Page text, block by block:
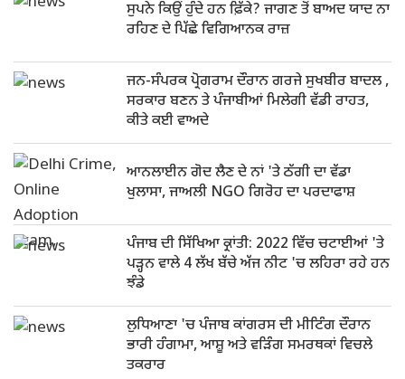
ਸੁਪਨੇ ਕਿਉਂ ਹੁੰਦੇ ਹਨ ਫ਼ਿੱਕੇ? ਜਾਗਣ ਤੋਂ ਬਾਅਦ ਯਾਦ ਨਾ
ਰਹਿਣ ਦੇ ਪਿੱਛੇ ਵਿਗਿਆਨਕ ਰਾਜ਼
ਜਨ-ਸੰਪਰਕ ਪ੍ਰੋਗਰਾਮ ਦੌਰਾਨ ਗਰਜੇ ਸੁਖਬੀਰ ਬਾਦਲ ,
ਸਰਕਾਰ ਬਣਨ ਤੇ ਪੰਜਾਬੀਆਂ ਮਿਲੇਗੀ ਵੱਡੀ ਰਾਹਤ,
ਕੀਤੇ ਕਈ ਵਾਅਦੇ
ਆਨਲਾਈਨ ਗੋਦ ਲੈਣ ਦੇ ਨਾਂ 'ਤੇ ਠੱਗੀ ਦਾ ਵੱਡਾ
ਖੁਲਾਸਾ, ਜਾਅਲੀ NGO ਗਿਰੋਹ ਦਾ ਪਰਦਾਫਾਸ਼
ਪੰਜਾਬ ਦੀ ਸਿੱਖਿਆ ਕ੍ਰਾਂਤੀ: 2022 ਵਿੱਚ ਚਟਾਈਆਂ 'ਤੇ
ਪੜ੍ਹਨ ਵਾਲੇ 4 ਲੱਖ ਬੱਚੇ ਅੱਜ ਨੀਟ 'ਚ ਲਹਿਰਾ ਰਹੇ ਹਨ
ਝੰਡੇ
ਲੁਧਿਆਣਾ 'ਚ ਪੰਜਾਬ ਕਾਂਗਰਸ ਦੀ ਮੀਟਿੰਗ ਦੌਰਾਨ
ਭਾਰੀ ਹੰਗਾਮਾ, ਆਸ਼ੂ ਅਤੇ ਵੜਿੰਗ ਸਮਰਥਕਾਂ ਵਿਚਲੇ
ਤਕਰਾਰ